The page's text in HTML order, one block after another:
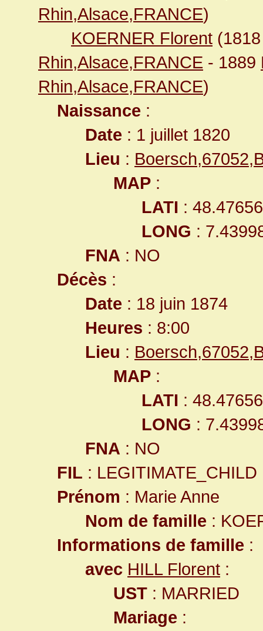
Rhin,Alsace,FRANCE)
KOERNER Florent
Rhin,Alsace,FRANCE - 1889
Rhin,Alsace,FRANCE)
Naissance :
Date : 1 juillet 1820
Lieu :
MAP :
LATI :
LONG :
FNA : NO
Décès :
Date : 18 juin 1874
Heures : 8:00
Lieu :
MAP :
LATI :
LONG :
FNA : NO
FIL : LEGITIMATE_CHILD
Prénom : Marie Anne
Nom de famille :
Informations de famille :
avec HILL Florent :
UST : MARRIED
Mariage :